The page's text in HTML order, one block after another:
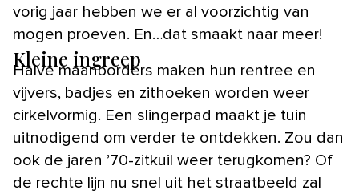
vorig jaar hebben we er al voorzichtig van
mogen proeven. En…dat smaakt naar meer!
Kleine ingreep
Halve maanborders maken hun rentree en
vijvers, badjes en zithoeken worden weer
cirkelvormig. Een slingerpad maakt je tuin
uitnodigend om verder te ontdekken. Zou dan
ook de jaren ’70-zitkuil weer terugkomen? Of
de rechte lijn nu snel uit het straatbeeld zal